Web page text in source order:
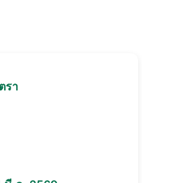
รา